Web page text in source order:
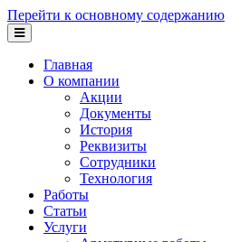
Перейти к основному содержанию
Главная
О компании
Акции
Документы
История
Реквизиты
Сотрудники
Технология
Работы
Статьи
Услуги